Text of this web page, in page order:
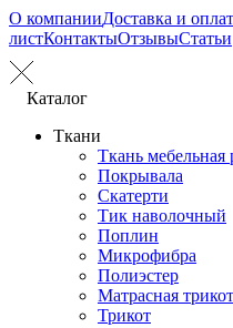
О компанииДоставка и
листКонтактыОтзывыСтатьи
Каталог
Ткани
Ткань мебельная
Покрывала
Скатерти
Тик наволочный
Поплин
Микрофибра
Полиэстер
Матрасная
Трикот